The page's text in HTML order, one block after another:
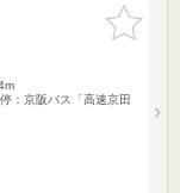
お気に入
りに追加
：京阪バス「高速京田